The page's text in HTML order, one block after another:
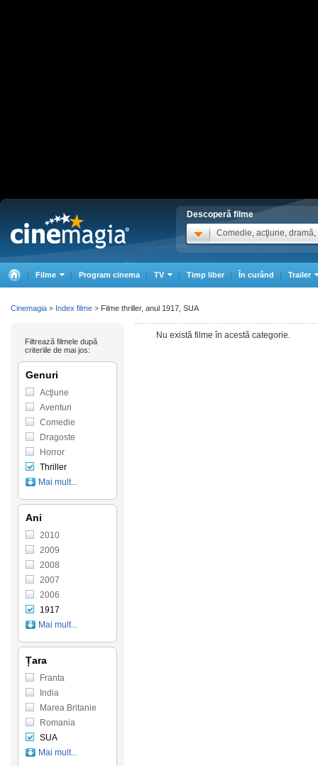
Descoperă filme
Comedie, acţiune, dramă,
Filme Program cinema TV Timp liber În curând Trailer
Nu există filme în acestă categorie.
Filtrează filmele după
criteriile de mai jos:
Genuri
Acţiune
Aventuri
Comedie
Dragoste
Horror
Thriller
Mai mult...
Ani
2010
2009
2008
2007
2006
1917
Mai mult...
Țara
Franta
India
Marea Britanie
Romania
SUA
Mai mult...
Cinemagia > Index filme > Filme thriller, anul 1917, SUA